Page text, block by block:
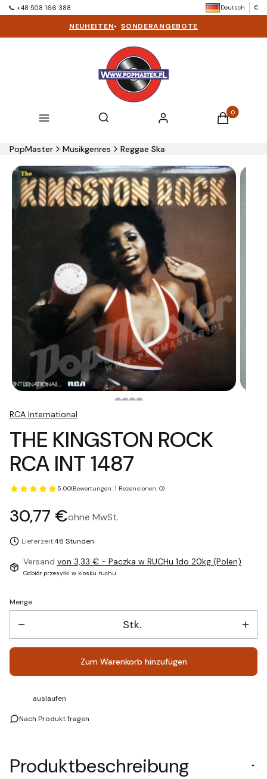
📞 +48 508 166 388 Deutsch €
NEUHEITEN• SONDERANGEBOTE
Menü Suchmaschine öffnen
Suchen Einloggen Produkte im
Warenkorb
PopMaster Musikgenres Reggae Ska
RCA International
THE KINGSTON ROCK
RCA INT 1487
5.00(Bewertungen: 1 Rezensionen: 0)
Preis
30,77 €ohne MwSt.
Lieferzeit:48 Stunden
Versand von 3,33 € - Paczka w RUCHu 1do 20kg (Polen)
Odbiór przesyłki w kiosku ruchu
Menge
Stk.
Zum Warenkorb hinzufügen
auslaufen
Nach Produkt fragen
Produktbeschreibung